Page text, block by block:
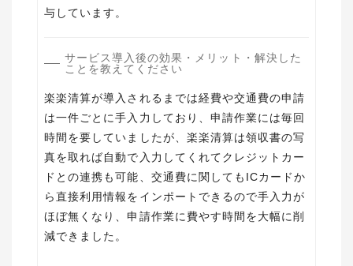
与しています。
サービス導入後の効果・メリット・解決した
ことを教えてください
楽楽清算が導入されるまでは経費や交通費の申請
は一件ごとに手入力しており、申請作業には毎回
時間を要していましたが、楽楽清算は領収書の写
真を取れば自動で入力してくれてクレジットカー
ドとの連携も可能、交通費に関してもICカードか
ら直接利用情報をインポートできるので手入力が
ほぼ無くなり、申請作業に費やす時間を大幅に削
減できました。